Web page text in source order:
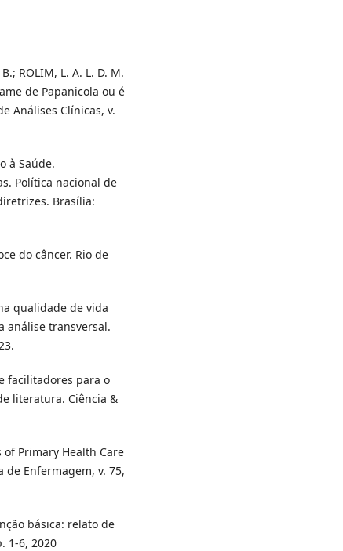
B.; ROLIM, L. A. L. D. M.
de Papanicola ou é
Análises Clínicas, v.
à Saúde.
Política nacional de
Brasília:
do câncer. Rio de
qualidade de vida
análise transversal.
e facilitadores para o
literatura. Ciência &
of Primary Health Care
Enfermagem, v. 75,
básica: relato de
1-6, 2020